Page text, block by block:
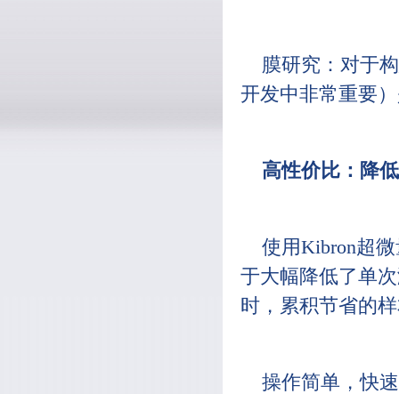
膜研究：对于
开发中非常重要
高性价比：降
使用Kibron超
于大幅降低了单
时，累积节省的
操作简单，快